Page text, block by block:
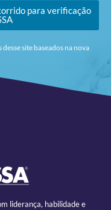
para verificação
site baseados na nova
liderança, habilidade e